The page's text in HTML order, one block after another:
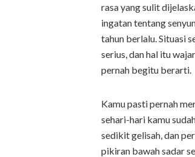
rasa yang sulit
ingatan tentang
tahun berlalu. Situasi
serius, dan hal itu
pernah begitu berarti.
Kamu pasti pernah
sehari-hari kamu
sedikit gelisah, dan
pikiran bawah sadar